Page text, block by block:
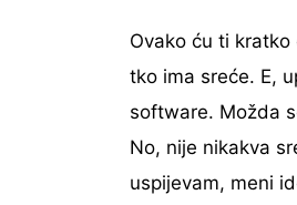
Ovako ću ti
tko ima sreće. E,
software. Možda
No, nije nikakva
uspijevam, meni